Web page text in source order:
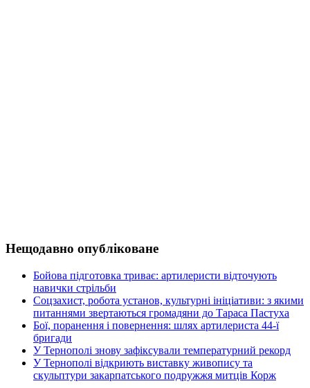
Нещодавно опубліковане
Бойова підготовка триває: артилеристи відточують
навички стрільби
Соцзахист, робота установ, культурні ініціативи: з якими
питаннями звертаються громадяни до Тараса Пастуха
Бої, поранення і повернення: шлях артилериста 44-ї
бригади
У Тернополі знову зафіксували температурний рекорд
У Тернополі відкриють виставку живопису та
скульптури закарпатського подружжя митців Корж